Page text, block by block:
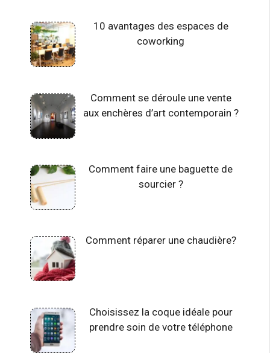
10 avantages des espaces de
coworking
Comment se déroule une vente
aux enchères d’art contemporain ?
Comment faire une baguette de
sourcier ?
Comment réparer une chaudière?
Choisissez la coque idéale pour
prendre soin de votre téléphone